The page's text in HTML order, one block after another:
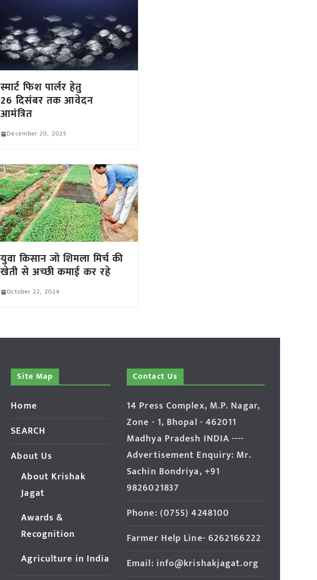
स्मार्ट फिश पार्लर हेतु
26 दिसंबर तक आवेदन
आमंत्रित
December 20, 2025
युवा किसान जो शिमला मिर्च की
खेती से अच्छी कमाई कर रहे
October 22, 2024
Site Map
Home
SEARCH
About Us
About Krishak
Jagat
Awards &
Recognition
Agriculture in India
Contact Us
14 Press Complex, M.P. Nagar,
Zone - 1, Bhopal - 462011
Madhya Pradesh INDIA ----
Advertisement Enquiry: Mr.
Sachin Bondriya, +91
9826021837
Phone: (0755) 4248100
Farmer Help Line- 6262166222
Email: info@krishakjagat.org